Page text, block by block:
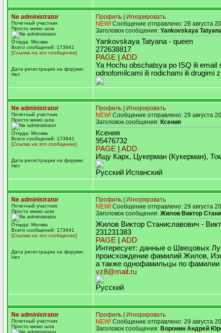
Ne administrator
Почетный участник
Просто мимо шла
Откуда: Москва
Всего сообщений: 173941
[Ссылка на это сообщение]
Дата регистрации на форуме:
Нет
Профиль
Игнорировать
NEW! Сообщение отправлено: 28 августа
Заголовок сообщения: Yankovskaya
Yankovskaya Tatyana - queen
272638817
PAGE
ADD
Ya Hochu obschatsya po ISQ ili email
odnofomilcami ili rodichami ili drugimi
Ne administrator
Почетный участник
Просто мимо шла
Откуда: Москва
Всего сообщений: 173941
[Ссылка на это сообщение]
Дата регистрации на форуме:
Нет
Профиль
Игнорировать
NEW! Сообщение отправлено: 29 августа
Заголовок сообщения: Ксения
Ксения
95476732
PAGE
ADD
Ищу Карх, Цукерман (Кукерман),
Русский Испанский
Ne administrator
Почетный участник
Просто мимо шла
Откуда: Москва
Всего сообщений: 173941
[Ссылка на это сообщение]
Дата регистрации на форуме:
Нет
Профиль
Игнорировать
NEW! Сообщение отправлено: 29 августа
Заголовок сообщения: Жилов Виктор
Жилов Виктор Станиславович -
231231383
PAGE
ADD
Интересует: данные о Швецовых
происхождение фамилий Жилов,
а также однофамильцы по
vz8@mail.ru
Русский
Ne administrator
Почетный участник
Просто мимо шла
Профиль
Игнорировать
NEW! Сообщение отправлено: 29 августа
Заголовок сообщения: Воронин Андрей